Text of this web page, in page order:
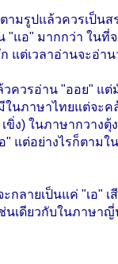
ามรูปแล้วควรเป็นส
"แอ" มากกว่า ในที่
ก แต่เวลาอ่านจะอ่า
ควรอ่าน "ออย" แต่
ในภาษาไทยแต่จะค
เขิ่ง) ในภาษากวาง
" แต่อย่างไรก็ตาม
กลายเป็นแค่ "เอ" เ
นเดียวกับในภาษา